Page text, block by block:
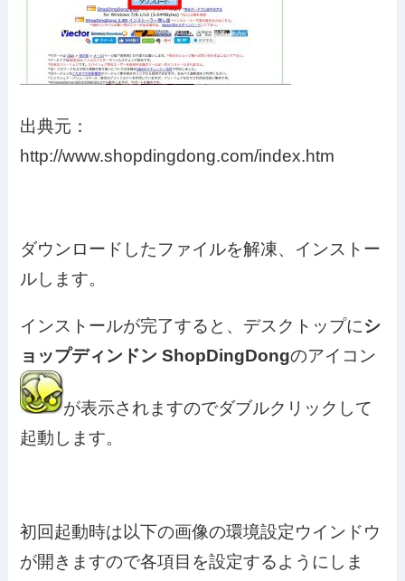
出典元：
http://www.shopdingdong.com/index.htm
ダウンロードしたファイルを解凍、インストー
ルします。
インストールが完了すると、デスクトップにシ
ョップディンドン ShopDingDongのアイコン
が表示されますのでダブルクリックして
起動します。
初回起動時は以下の画像の環境設定ウインドウ
が開きますので各項目を設定するようにしま